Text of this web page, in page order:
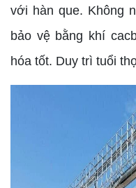
với hàn que. Không
bảo vệ bằng khí
hóa tốt. Duy trì tuổi